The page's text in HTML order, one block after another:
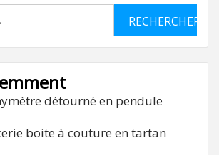
détourné en pendule
boite à couture en tartan